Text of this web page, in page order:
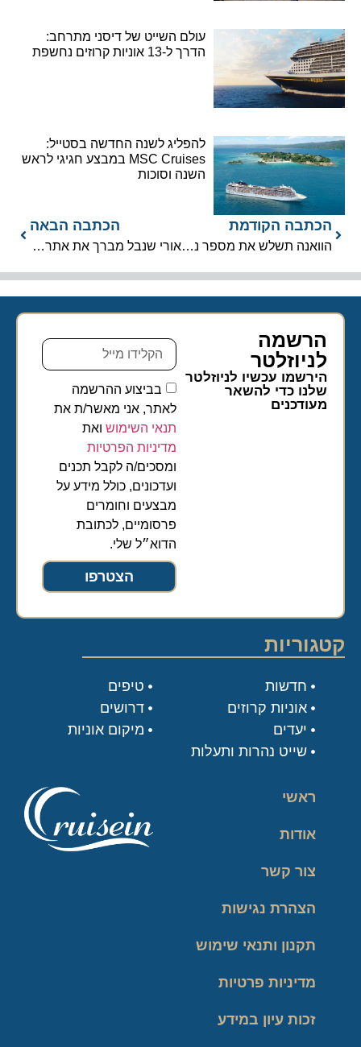
עולם השייט של דיסני מתרחב:
הדרך ל-13 אוניות קרוזים נחשפת
להפליג לשנה החדשה בסטייל:
MSC Cruises במבצע חגיגי לראש
השנה וסוכות
הכתבה הקודמת
הוואנה תשלש את מספר נוסעי הקרוזים
הכתבה הבאה
אורי שנבל מברך את אתר Cruisein החדש: “הדבר הנכון בזמן הנכון”
הרשמה
לניוזלטר​
הירשמו עכשיו לניוזלטר
שלנו כדי להשאר
מעודכנים
בביצוע ההרשמה
לאתר, אני מאשר/ת את
תנאי השימושואת
מדיניות הפרטיות
ומסכים/ה לקבל תכנים
ועדכונים, כולל מידע על
מבצעים וחומרים
פרסומיים, לכתובת
הדוא״ל שלי.
הצטרפו
ראשי
אודות
צור קשר
הצהרת נגישות
תקנון ותנאי שימוש
מדיניות פרטיות
זכות עיון במידע
קטגוריות
טיפים
דרושים
מיקום אוניות
חדשות
אוניות קרוזים
יעדים
שייט נהרות ותעלות